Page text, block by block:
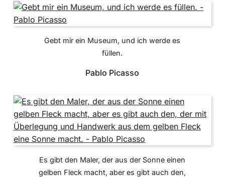
Gebt mir ein Museum, und ich werde es
füllen.
Pablo Picasso
Es gibt den Maler, der aus der Sonne einen
gelben Fleck macht, aber es gibt auch den,